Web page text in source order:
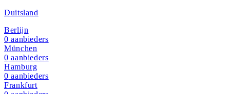
Duitsland
Berlijn
0 aanbieders
München
0 aanbieders
Hamburg
0 aanbieders
Frankfurt